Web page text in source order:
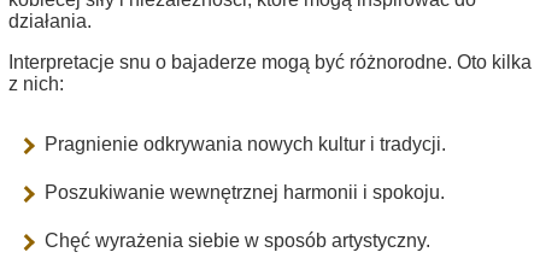
działania.
Interpretacje snu o bajaderze mogą być różnorodne. Oto kilka
z nich:
Pragnienie odkrywania nowych kultur i tradycji.
Poszukiwanie wewnętrznej harmonii i spokoju.
Chęć wyrażenia siebie w sposób artystyczny.